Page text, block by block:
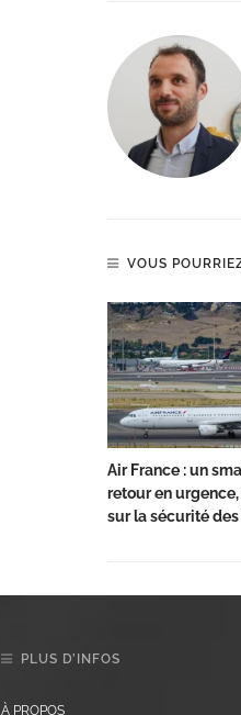
VOUS
Air France : un
retour en
sur la sécurité
PLUS D’INFOS
À PROPOS